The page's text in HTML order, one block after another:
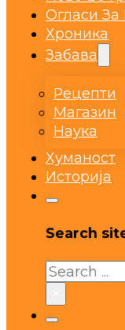
Огласи За
Хроника
Забава
Рецепти
Магазин
Наука
Хуманост
Историја
Search
Search